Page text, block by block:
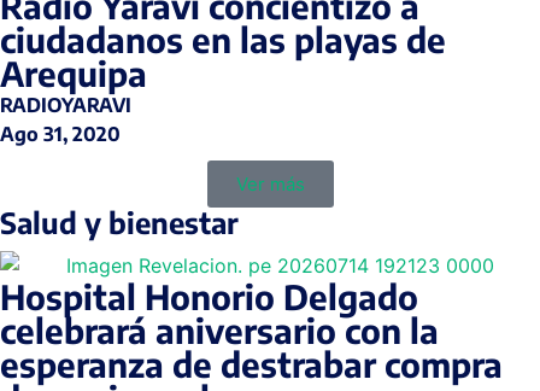
ciudadanos en las playas de
Arequipa
RADIOYARAVI
Ago 31, 2020
Ver más
Salud y bienestar
Hospital Honorio Delgado
celebrará aniversario con la
esperanza de destrabar compra